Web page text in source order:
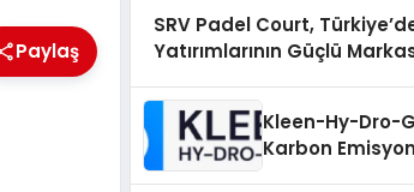
Paylaş
SRV Padel Court,
Yatırımlarının Güçlü
Kleen-Hy-Dro-
Karbon